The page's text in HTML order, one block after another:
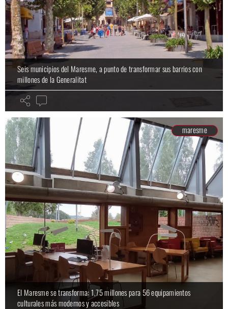
Seis municipios del Maresme, a punto de transformar sus barrios con
millones de la Generalitat
maresme
El Maresme se transforma: 1,75 millones para 56 equipamientos
culturales más modernos y accesibles